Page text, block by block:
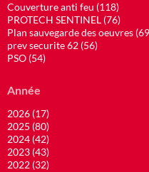
Couverture anti feu (118)
PROTECH SENTINEL (76)
Plan sauvegarde des oeuvres
prev securite 62 (56)
PSO (54)
Année
2026 (17)
2025 (80)
2024 (42)
2023 (43)
2022 (32)